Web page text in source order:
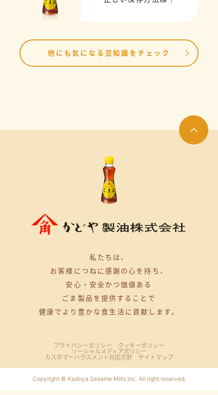
他にも気になる豆知識をチェック
私たちは、
お客様につねに感謝の心を持ち、
安心・安全かつ価値ある
ごま製品を提供することで
健康でより豊かな食生活に貢献します。
プライバシーポリシー
クッキーポリシー
ソーシャルメディアポリシー
カスタマーハラスメント対応方針
サイトマップ
Copyright © Kadoya Sesame Mills inc. All right reserved.